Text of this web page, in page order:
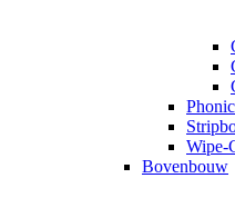
Wipe-
Bovenbouw